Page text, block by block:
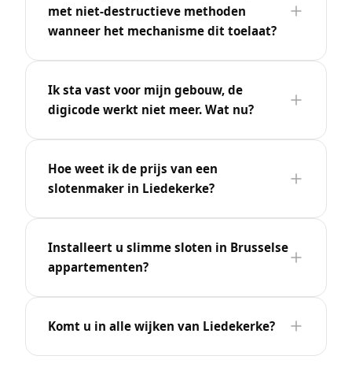
met niet-destructieve methoden
wanneer het mechanisme dit toelaat?
Ik sta vast voor mijn gebouw, de
digicode werkt niet meer. Wat nu?
Hoe weet ik de prijs van een
slotenmaker in Liedekerke?
Installeert u slimme sloten in Brusselse
appartementen?
Komt u in alle wijken van Liedekerke?